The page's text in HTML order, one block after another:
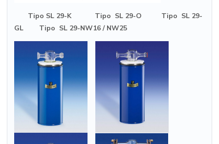
Tipo SL 29-K Tipo SL 29-O Tipo SL 29-
GL Tipo SL 29-NW16 / NW25